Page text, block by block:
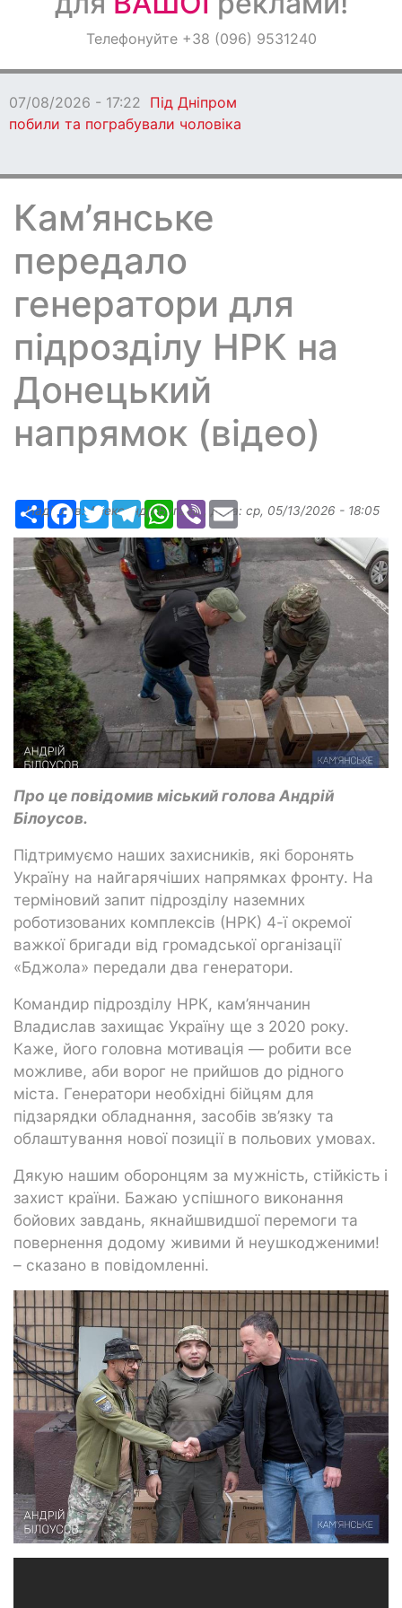
ОголошенняТелефонуйте +38 (096) 9531240
07/08/2026 - 17:22 Під Дніпром
побили та пограбували чоловіка
Кам’янське
передало
генератори для
підрозділу НРК на
Донецький
напрямок (відео)
РесурсFacebook
TwitterTelegramWhatsApp
ViberEmail
Надіслав:Александр Бугаев, дата: ср, 05/13/2026 - 18:05
Про це повідомив міський голова Андрій
Білоусов.
Підтримуємо наших захисників, які боронять
Україну на найгарячіших напрямках фронту. На
терміновий запит підрозділу наземних
роботизованих комплексів (НРК) 4-ї окремої
важкої бригади від громадської організації
«Бджола» передали два генератори.
Командир підрозділу НРК, кам’янчанин
Владислав захищає Україну ще з 2020 року.
Каже, його головна мотивація — робити все
можливе, аби ворог не прийшов до рідного
міста. Генератори необхідні бійцям для
підзарядки обладнання, засобів зв’язку та
облаштування нової позиції в польових умовах.
Дякую нашим оборонцям за мужність, стійкість і
захист країни. Бажаю успішного виконання
бойових завдань, якнайшвидшої перемоги та
повернення додому живими й неушкодженими!
– сказано в повідомленні.